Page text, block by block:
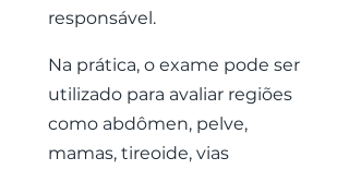
responsável.
Na prática, o exame pode ser
utilizado para avaliar regiões
como abdômen, pelve,
mamas, tireoide, vias